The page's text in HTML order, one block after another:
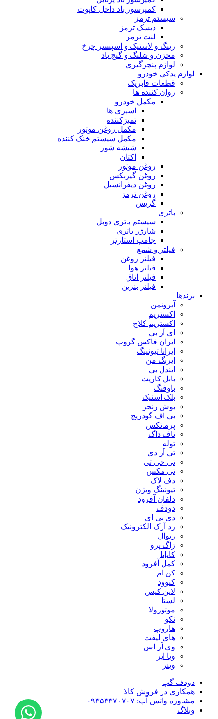
کمپرسور باد داخل کاپوت
سیستم ترمز
دیسک ترمز
لنت ترمز
رینگ و لاستیک و اسپیسر چرخ
مخزن و شلنگ و گیج باد
لوازم پنچرگیری
لوازم یدکی خودرو
قطعات فابریک
روان کننده ها
مکمل خودرو
اسپری ها
تمیزکننده
مکمل روغن موتور
مکمل سیستم خنک کننده
شیشه شور
اکتان
روغن موتور
روغن گیربکس
روغن دیفرانسیل
روغن ترمز
گریس
باتری
سیستم باتری دوبل
شارژر باتری
جامپ استارتر
فیلتر و شمع
فیلتر روغن
فیلتر هوا
فیلتر اتاق
فیلتر بنزین
برندها
آیرونمن
اکستریم
اکستریم کلاچ
ای آر بی
ایران فاکس گروپ
ایرانا تیونینگ
ایربگ من
ایندل بی
بابل کارپت
باوفنگ
بلک اسنیک
بوش رنجر
بی اف گودریچ
پرماتکس
تاف داگ
توله
تی آر دی
تی جی تی
تی مکس
دف لاک
تیونینگ ویژن
دلفان آفرود
دودف
دی بی ای
رد آرک الکترونیک
ریوال
زاگ پرو
کایابا
کمل آفرود
کن ام
کنوود
لاین کیس
لستا
موتورولا
نکو
هاروپ
های لیفت
وی آر اس
ویا ایر
وینز
دودف گپ
همکاری در فروش کالا
مشاوره واتس آپ: ۰۹۳۵۳۳۷۰۷۰۷
وبلاگ